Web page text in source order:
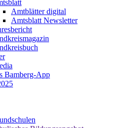
Amtblätter digital
Amtsblatt Newsletter
Bamberg-App